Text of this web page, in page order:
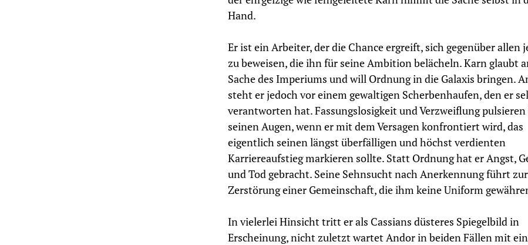
Hand.
Er ist ein Arbeiter, der die Chance ergreift, sich gegenüber allen
zu beweisen, die ihn für seine Ambition belächeln. Karn glaubt
Sache des Imperiums und will Ordnung in die Galaxis bringen.
steht er jedoch vor einem gewaltigen Scherbenhaufen, den er
verantworten hat. Fassungslosigkeit und Verzweiflung
seinen Augen, wenn er mit dem Versagen konfrontiert wird, das
eigentlich seinen längst überfälligen und höchst verdienten
Karriereaufstieg markieren sollte. Statt Ordnung hat er Angst,
und Tod gebracht. Seine Sehnsucht nach Anerkennung führt zur
Zerstörung einer Gemeinschaft, die ihm keine Uniform
In vielerlei Hinsicht tritt er als Cassians düsteres Spiegelbild in
Erscheinung, nicht zuletzt wartet Andor in beiden Fällen mit